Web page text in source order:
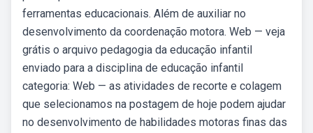
ferramentas educacionais. Além de auxiliar no
desenvolvimento da coordenação motora. Web — veja
grátis o arquivo pedagogia da educação infantil
enviado para a disciplina de educação infantil
categoria: Web — as atividades de recorte e colagem
que selecionamos na postagem de hoje podem ajudar
no desenvolvimento de habilidades motoras finas das